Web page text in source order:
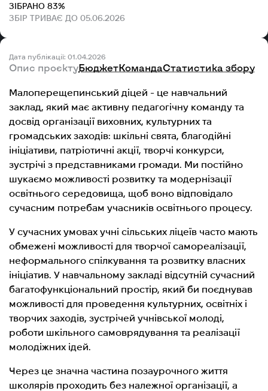
ЗІБРАНО 83%
ЗБІР ТРИВАЄ ДО 05.06.2026
Дата публікації: 01.04.2026
Опис проєктуБюджетКомандаСтатистика збору
Малоперещепинський діцей - це навчальний
заклад, який має активну педагогічну команду та
досвід організації виховних, культурних та
громадських заходів: шкільні свята, благодійні
ініціативи, патріотичні акції, творчі конкурси,
зустрічі з представниками громади. Ми постійно
шукаємо можливості розвитку та модернізації
освітнього середовища, щоб воно відповідало
сучасним потребам учасників освітнього процесу.
У сучасних умовах учні сільських ліцеїв часто мають
обмежені можливості для творчої самореалізації,
неформального спілкування та розвитку власних
ініціатив. У навчальному закладі відсутній сучасний
багатофункціональний простір, який би поєднував
можливості для проведення культурних, освітніх і
творчих заходів, зустрічей учнівської молоді,
роботи шкільного самоврядування та реалізації
молодіжних ідей.
Через це значна частина позаурочного життя
школярів проходить без належної організації, а